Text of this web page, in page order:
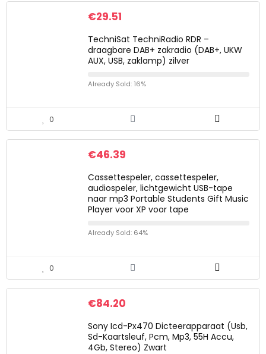
€29.51
TechniSat TechniRadio RDR –
draagbare DAB+ zakradio (DAB+, UKW
AUX, USB, zaklamp) zilver
Already Sold: 16%
0
€46.39
Cassettespeler, cassettespeler,
audiospeler, lichtgewicht USB-tape
naar mp3 Portable Students Gift Music
Player voor XP voor tape
Already Sold: 64%
0
€84.20
Sony Icd-Px470 Dicteerapparaat (Usb,
Sd-Kaartsleuf, Pcm, Mp3, 55H Accu,
4Gb, Stereo) Zwart